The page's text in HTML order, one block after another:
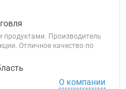
Производитель
Отличное качество по
О компании